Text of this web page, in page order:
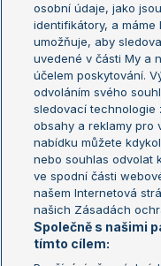
Žebříček WTA (ženy)
Sázkařský žebříček
Aktualní trendy
Fotbalové přestupy
Livesport Daily
LS Prague Open
osobní údaje, jako
identifikátory, a máme
umožňuje, aby
uvedené v části My a
účelem poskytování.
odvoláním svého
sledovací technologie
obsahy a reklamy pro
nabídku můžete
nebo souhlas odvolat
ve spodní části
našem Internetová
našich Zásadách
Společně s našimi
tímto cílem: